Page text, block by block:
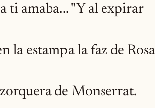
ti amaba... "Y al expirar
la estampa la faz de
de Monserrat.